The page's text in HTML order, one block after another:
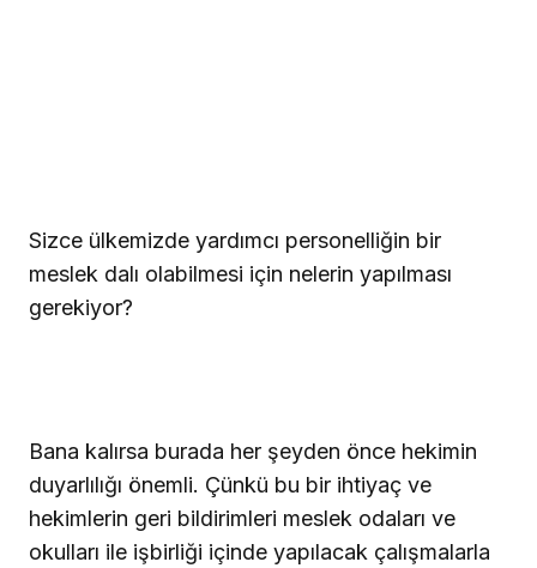
Sizce ülkemizde yardımcı personelliğin bir
meslek dalı olabilmesi için nelerin yapılması
gerekiyor?
Bana kalırsa burada her şeyden önce hekimin
duyarlılığı önemli. Çünkü bu bir ihtiyaç ve
hekimlerin geri bildirimleri meslek odaları ve
okulları ile işbirliği içinde yapılacak çalışmalarla